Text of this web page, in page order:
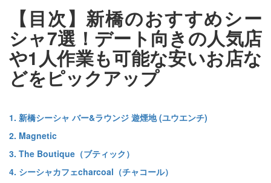
【目次】新橋のおすすめシー
シャ7選！デート向きの人気店
や1人作業も可能な安いお店な
どをピックアップ
1. 新橋シーシャ バー&ラウンジ 遊煙地 (ユウエンチ)
2. Magnetic
3. The Boutique（ブティック）
4. シーシャカフェcharcoal（チャコール）